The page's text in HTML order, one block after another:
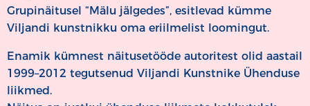
Grupinäitusel “Mälu jälgedes”, esitlevad kümme
Viljandi kunstnikku oma eriilmelist loomingut.
Enamik kümnest näitusetööde autoritest olid aastail
1999–2012 tegutsenud Viljandi Kunstnike Ühenduse
liikmed.